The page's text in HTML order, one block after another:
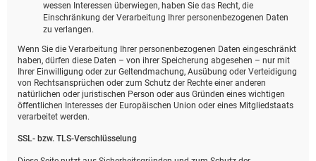
wessen Interessen überwiegen, haben Sie das Recht, die
Einschränkung der Verarbeitung Ihrer personenbezogenen Daten
zu verlangen.
Wenn Sie die Verarbeitung Ihrer personenbezogenen Daten eingeschränkt
haben, dürfen diese Daten – von ihrer Speicherung abgesehen – nur mit
Ihrer Einwilligung oder zur Geltendmachung, Ausübung oder Verteidigung
von Rechtsansprüchen oder zum Schutz der Rechte einer anderen
natürlichen oder juristischen Person oder aus Gründen eines wichtigen
öffentlichen Interesses der Europäischen Union oder eines Mitgliedstaats
verarbeitet werden.
SSL- bzw. TLS-Verschlüsselung